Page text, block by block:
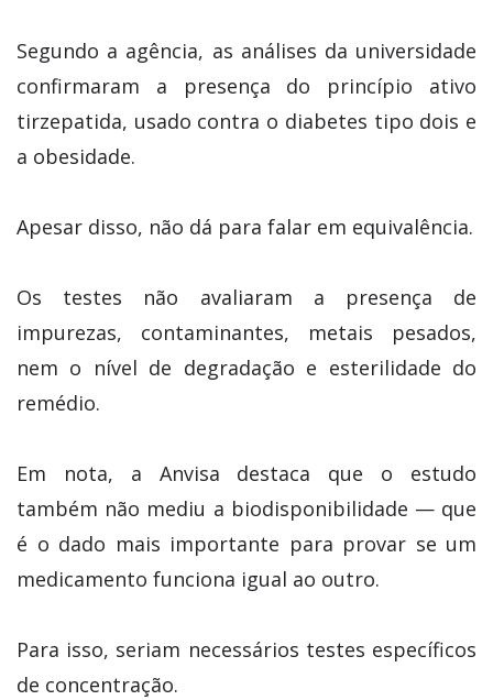
Segundo a agência, as análises da universidade
confirmaram a presença do princípio ativo
tirzepatida, usado contra o diabetes tipo dois e
a obesidade.
Apesar disso, não dá para falar em equivalência.
Os testes não avaliaram a presença de
impurezas, contaminantes, metais pesados,
nem o nível de degradação e esterilidade do
remédio.
Em nota, a Anvisa destaca que o estudo
também não mediu a biodisponibilidade — que
é o dado mais importante para provar se um
medicamento funciona igual ao outro.
Para isso, seriam necessários testes específicos
de concentração.